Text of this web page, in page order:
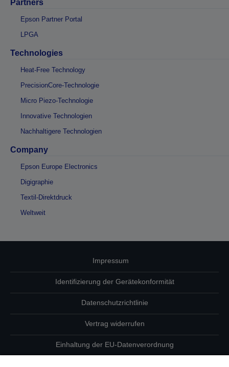
Partners
Epson Partner Portal
LPGA
Technologies
Heat-Free Technology
PrecisionCore-Technologie
Micro Piezo-Technologie
Innovative Technologien
Nachhaltigere Technologien
Company
Epson Europe Electronics
Digigraphie
Textil-Direktdruck
Weltweit
Impressum
Identifizierung der Gerätekonformität
Datenschutzrichtlinie
Vertrag widerrufen
Einhaltung der EU-Datenverordnung